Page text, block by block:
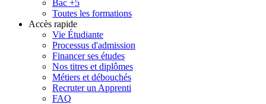
Bac +5
Toutes les formations
Accès rapide
Vie Étudiante
Processus d'admission
Financer ses études
Nos titres et diplômes
Métiers et débouchés
Recruter un Apprenti
FAQ